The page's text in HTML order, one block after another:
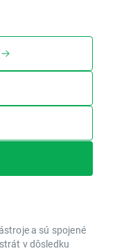
a sú spojené
v dôsledku